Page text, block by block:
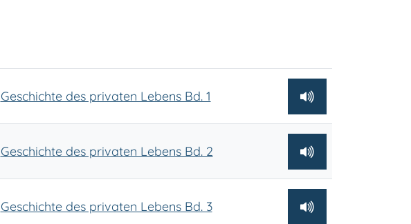
Geschichte des privaten Lebens Bd. 1
Geschichte des privaten Lebens Bd. 2
Geschichte des privaten Lebens Bd. 3